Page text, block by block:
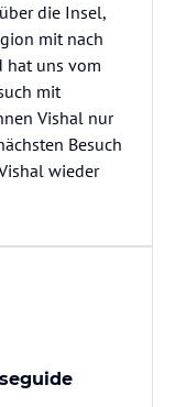
die Insel,
mit nach
hat uns vom
mit
Vishal nur
Besuch
wieder